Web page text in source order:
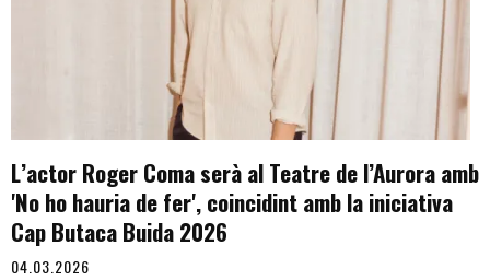
L’actor Roger Coma serà al Teatre de l’Aurora amb
'No ho hauria de fer', coincidint amb la iniciativa
Cap Butaca Buida 2026
04.03.2026